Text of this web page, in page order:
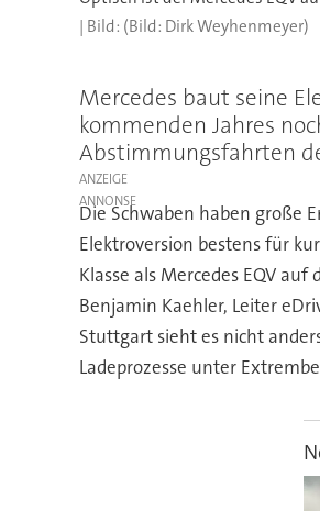
(Bild: Dirk Weyhenmeyer)
Mercedes baut seine
kommenden Jahres
Abstimmungsfahrten
ANZEIGE
Die Schwaben haben große
Elektroversion bestens für
Klasse als Mercedes EQV
Benjamin Kaehler, Leiter
Stuttgart sieht es nicht
Ladeprozesse unter